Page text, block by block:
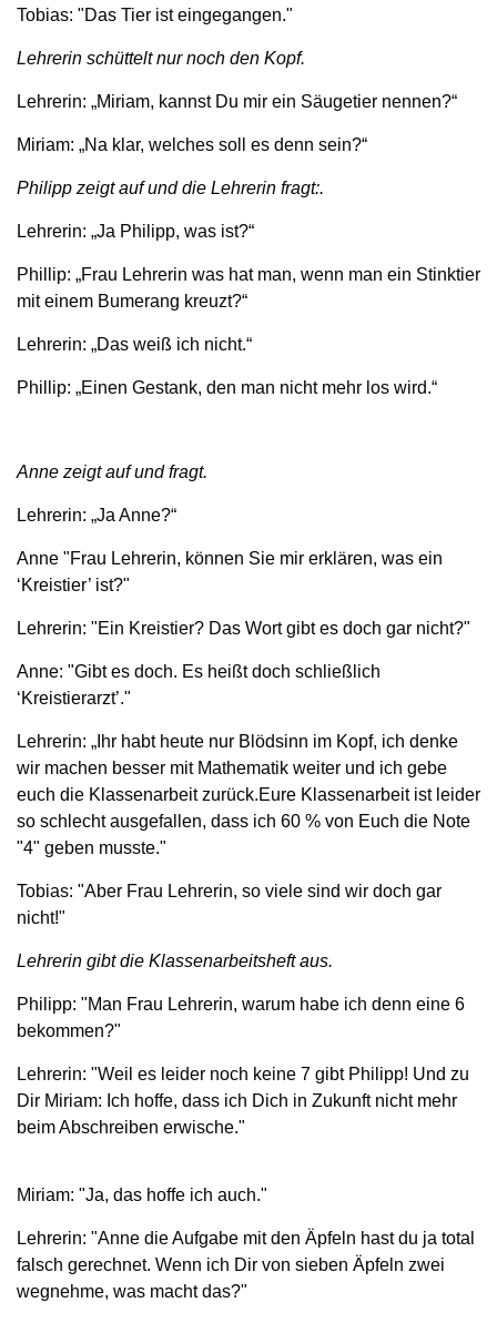
Tobias: "Das Tier ist eingegangen."
Lehrerin schüttelt nur noch den Kopf.
Lehrerin: „Miriam, kannst Du mir ein Säugetier nennen?“
Miriam: „Na klar, welches soll es denn sein?“
Philipp zeigt auf und die Lehrerin fragt:.
Lehrerin: „Ja Philipp, was ist?“
Phillip: „Frau Lehrerin was hat man, wenn man ein Stinktier
mit einem Bumerang kreuzt?“
Lehrerin: „Das weiß ich nicht.“
Phillip: „Einen Gestank, den man nicht mehr los wird.“
Anne zeigt auf und fragt.
Lehrerin: „Ja Anne?“
Anne "Frau Lehrerin, können Sie mir erklären, was ein
‘Kreistier’ ist?"
Lehrerin: "Ein Kreistier? Das Wort gibt es doch gar nicht?"
Anne: "Gibt es doch. Es heißt doch schließlich
‘Kreistierarzt’."
Lehrerin: „Ihr habt heute nur Blödsinn im Kopf, ich denke
wir machen besser mit Mathematik weiter und ich gebe
euch die Klassenarbeit zurück.Eure Klassenarbeit ist leider
so schlecht ausgefallen, dass ich 60 % von Euch die Note
"4" geben musste."
Tobias: "Aber Frau Lehrerin, so viele sind wir doch gar
nicht!"
Lehrerin gibt die Klassenarbeitsheft aus.
Philipp: "Man Frau Lehrerin, warum habe ich denn eine 6
bekommen?"
Lehrerin: "Weil es leider noch keine 7 gibt Philipp! Und zu
Dir Miriam: Ich hoffe, dass ich Dich in Zukunft nicht mehr
beim Abschreiben erwische."
Miriam: "Ja, das hoffe ich auch."
Lehrerin: "Anne die Aufgabe mit den Äpfeln hast du ja total
falsch gerechnet. Wenn ich Dir von sieben Äpfeln zwei
wegnehme, was macht das?"